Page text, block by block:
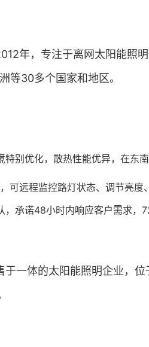
年，专注于离网太阳能照
等30多个国家和地区。
特别优化，散热性能优异，在东南
可远程监控路灯状态、调节亮度
承诺48小时内响应客户需求，
一体的太阳能照明企业，